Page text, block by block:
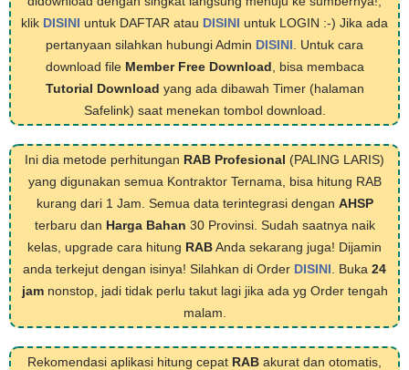
klik DISINI untuk DAFTAR atau DISINI untuk LOGIN :-) Jika ada
pertanyaan silahkan hubungi Admin DISINI . Untuk cara
download file Member Free Download , bisa membaca
Tutorial Download yang ada dibawah Timer (halaman
Safelink) saat menekan tombol download.
Ini dia metode perhitungan RAB Profesional (PALING LARIS)
yang digunakan semua Kontraktor Ternama, bisa hitung RAB
kurang dari 1 Jam. Semua data terintegrasi dengan AHSP
terbaru dan Harga Bahan 30 Provinsi. Sudah saatnya naik
kelas, upgrade cara hitung RABAnda sekarang juga! Dijamin
anda terkejut dengan isinya! Silahkan di Order DISINI . Buka 24
jamnonstop, jadi tidak perlu takut lagi jika ada yg Order tengah
malam.
Rekomendasi aplikasi hitung cepat RAB akurat dan otomatis,